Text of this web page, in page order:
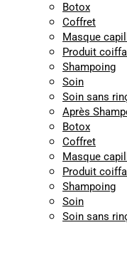
Botox
Coffret
Masque
Produit
Shampoing
Soin
Soin sans
Après
Botox
Coffret
Masque
Produit
Shampoing
Soin
Soin sans